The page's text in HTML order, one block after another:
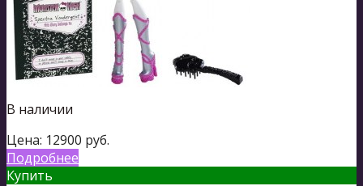
В наличии
Цена: 12900 руб.
Подробнее
Купить